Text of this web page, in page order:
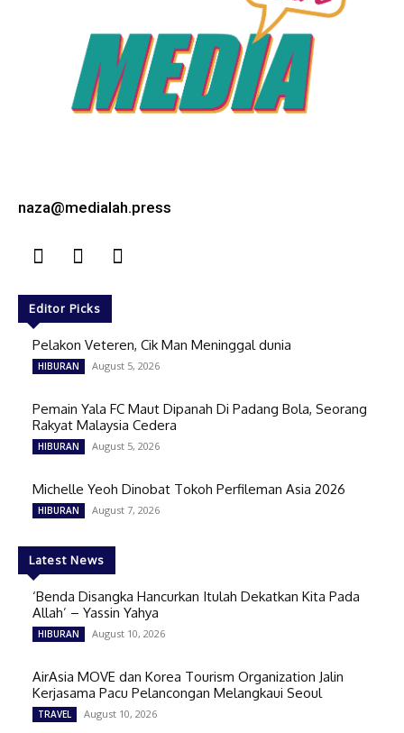
naza@medialah.press
Editor Picks
Pelakon Veteren, Cik Man Meninggal dunia
HIBURAN August 5, 2026
Pemain Yala FC Maut Dipanah Di Padang Bola, Seorang
Rakyat Malaysia Cedera
HIBURAN August 5, 2026
Michelle Yeoh Dinobat Tokoh Perfileman Asia 2026
HIBURAN August 7, 2026
Latest News
‘Benda Disangka Hancurkan Itulah Dekatkan Kita Pada
Allah’ – Yassin Yahya
HIBURAN August 10, 2026
AirAsia MOVE dan Korea Tourism Organization Jalin
Kerjasama Pacu Pelancongan Melangkaui Seoul
TRAVEL August 10, 2026